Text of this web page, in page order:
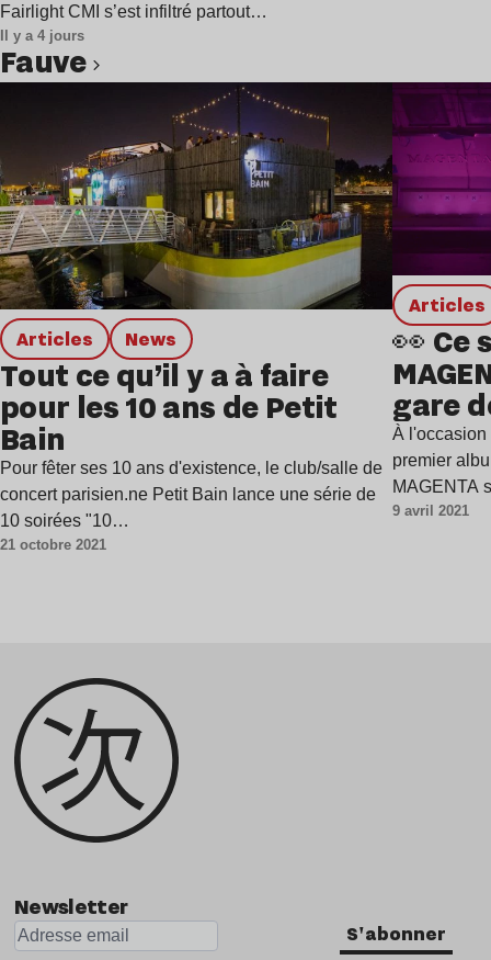
Fairlight CMI s’est infiltré partout…
Il y a 4 jours
Fauve
Articles news
Tout ce qu’il y a à faire
pour les 10 ans de Petit
Bain
Pour fêter ses 10 ans d'existence, le club/salle de
concert parisien.ne Petit Bain lance une série de
10 soirées "10…
21 octobre 2021
Articles
👀 Ce
gare
À
premier
MAGENTA
9 avril 2021
Newsletter
S'abonner